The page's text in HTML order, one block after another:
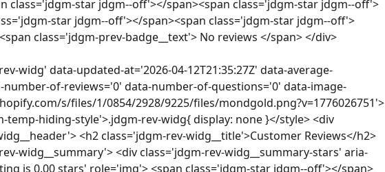
class='jdgm-star jdgm--off'></span><span class='jdgm-star jdgm--off'>
star jdgm--off'></span><span class='jdgm-star jdgm--off'>
class='jdgm-prev-badge__text'> No reviews </span> </div>
widg' data-updated-at='2026-04-12T21:35:27Z' data-average-
number-of-reviews='0' data-number-of-questions='0' data-image-
s/files/1/0854/2928/9225/files/mondgold.png?v=1776026751'>
temp-hiding-style'>.jdgm-rev-widg{ display: none }</style> <div
<h2 class='jdgm-rev-widg__title'>Customer Reviews</h2>
widg__summary'> <div class='jdgm-rev-widg__summary-stars' aria-
is 0.00 stars' role='img'> <span class='jdgm-star jdgm--off'></span>